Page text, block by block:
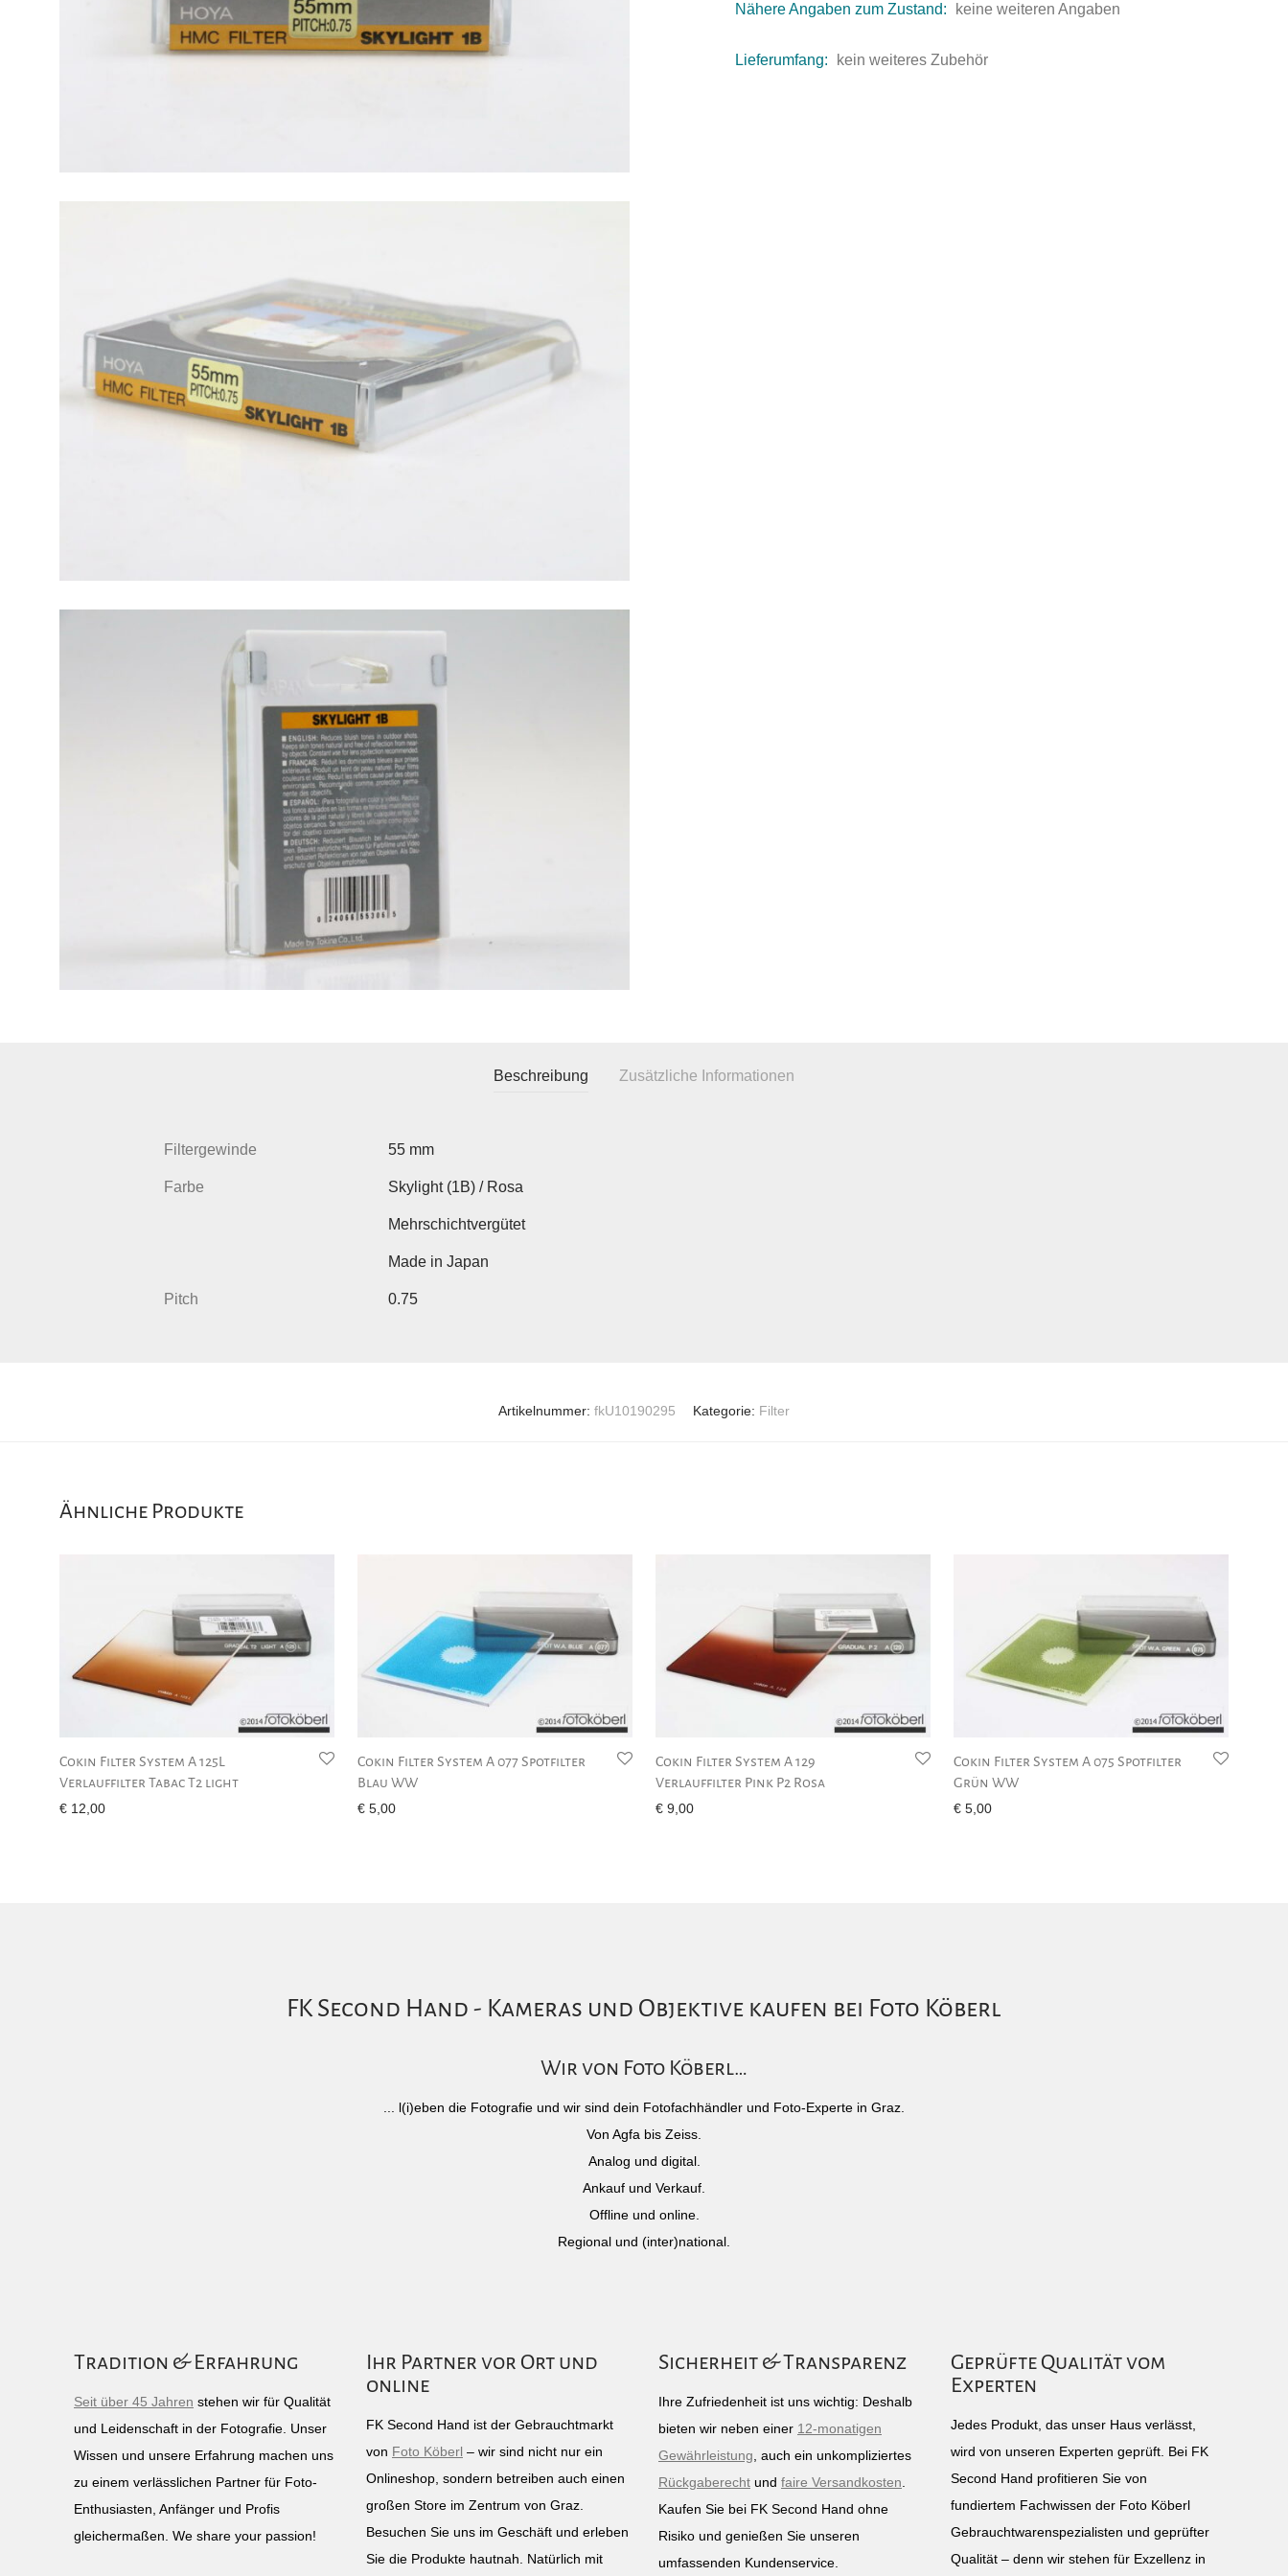
Nähere Angaben zum Zustand: keine weiteren Angaben
Lieferumfang: kein weiteres Zubehör
Beschreibung Zusätzliche Informationen
Filtergewinde 55 mm
Farbe Skylight (1B) / Rosa
Mehrschichtvergütet
Made in Japan
Pitch 0.75
Artikelnummer: fkU10190295 Kategorie: Filter
Ähnliche Produkte
Cokin Filter System A 125L
Verlauffilter Tabac T2 light
€ 12,00
Cokin Filter System A 077 Spotfilter
Blau WW
€ 5,00
Cokin Filter System A 129
Verlauffilter Pink P2 Rosa
€ 9,00
Cokin Filter System A 075 Spotfilter
Grün WW
€ 5,00
FK Second Hand - Kameras und Objektive kaufen bei Foto Köberl
Wir von Foto Köberl…
... l(i)eben die Fotografie und wir sind dein Fotofachhändler und Foto-Experte in Graz.
Von Agfa bis Zeiss.
Analog und digital.
Ankauf und Verkauf.
Offline und online.
Regional und (inter)national.
Tradition & Erfahrung
Seit über 45 Jahren stehen wir für Qualität
und Leidenschaft in der Fotografie. Unser
Wissen und unsere Erfahrung machen uns
zu einem verlässlichen Partner für Foto-
Enthusiasten, Anfänger und Profis
gleichermaßen. We share your passion!
Ihr Partner vor Ort und
online
FK Second Hand ist der Gebrauchtmarkt
von Foto Köberl – wir sind nicht nur ein
Onlineshop, sondern betreiben auch einen
großen Store im Zentrum von Graz.
Besuchen Sie uns im Geschäft und erleben
Sie die Produkte hautnah. Natürlich mit
Sicherheit & Transparenz
Ihre Zufriedenheit ist uns wichtig: Deshalb
bieten wir neben einer 12-monatigen
Gewährleistung , auch ein unkompliziertes
Rückgaberecht und faire Versandkosten
Kaufen Sie bei FK Second Hand ohne
Risiko und genießen Sie unseren
umfassenden Kundenservice.
Geprüfte Qualität vom
Experten
Jedes Produkt, das unser Haus verlässt,
wird von unseren Experten geprüft. Bei FK
Second Hand profitieren Sie von
fundiertem Fachwissen der Foto Köberl
Gebrauchtwarenspezialisten und geprüfter
Qualität – denn wir stehen für Exzellenz in